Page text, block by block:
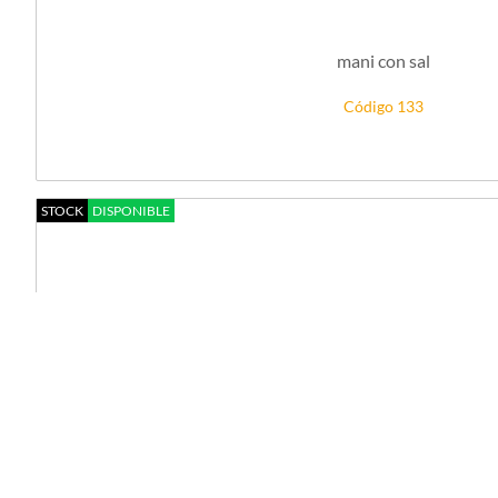
mani con sal
Código 133
STOCK DISPONIBLE